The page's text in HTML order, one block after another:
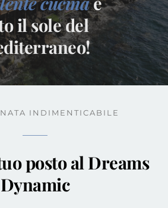
il sole del
INDIMENTICABILE
posto al Dreams
Dynamic